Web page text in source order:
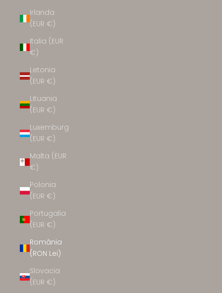
Irlanda
(EUR €)
Italia (EUR
€)
Letonia
(EUR €)
Lituania
(EUR €)
Luxemburg
(EUR €)
Malta (EUR
€)
Polonia
(EUR €)
Portugalia
(EUR €)
România
(RON Lei)
Slovacia
(EUR €)